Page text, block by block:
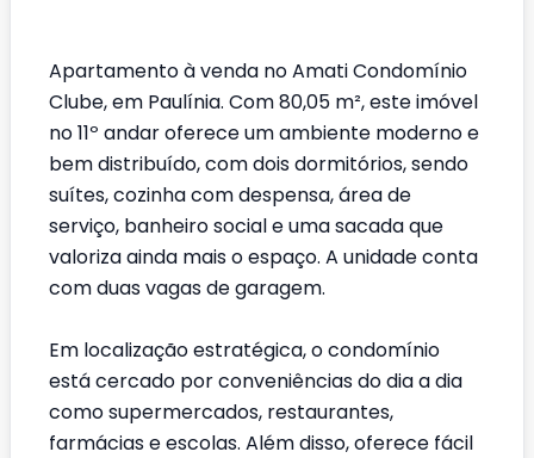
Apartamento à venda no Amati Condomínio
Clube, em Paulínia. Com 80,05 m², este imóvel
no 11º andar oferece um ambiente moderno e
bem distribuído, com dois dormitórios, sendo
suítes, cozinha com despensa, área de
serviço, banheiro social e uma sacada que
valoriza ainda mais o espaço. A unidade conta
com duas vagas de garagem.
Em localização estratégica, o condomínio
está cercado por conveniências do dia a dia
como supermercados, restaurantes,
farmácias e escolas. Além disso, oferece fácil